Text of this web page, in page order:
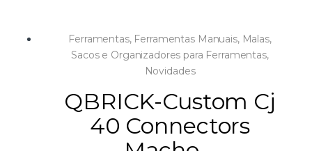
Ferramentas, Ferramentas Manuais, Malas,
Sacos e Organizadores para Ferramentas,
Novidades
QBRICK-Custom Cj
40 Connectors